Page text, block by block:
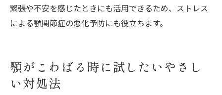
緊張や不安を感じたときにも活用できるため、ストレス
による顎関節症の悪化予防にも役立ちます。
顎がこわばる時に試したいやさし
い対処法